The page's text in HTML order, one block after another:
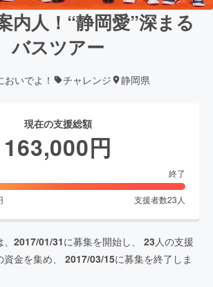
内人！“静岡愛”深まる
バスツアー
おいでよ！ チャレンジ 静岡県
現在の支援総額
163,000円
終了
支援者数23 人
2017/01/31に募集を開始し、 23 人の支援
資金を集め、 2017/03/15に募集を終了しま